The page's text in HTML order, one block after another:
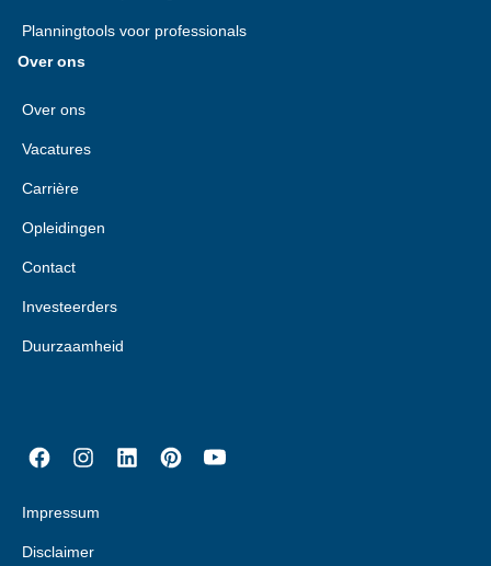
Planningtools voor professionals
Over ons
Over ons
Vacatures
Carrière
Opleidingen
Contact
Investeerders
Duurzaamheid
Impressum
Disclaimer